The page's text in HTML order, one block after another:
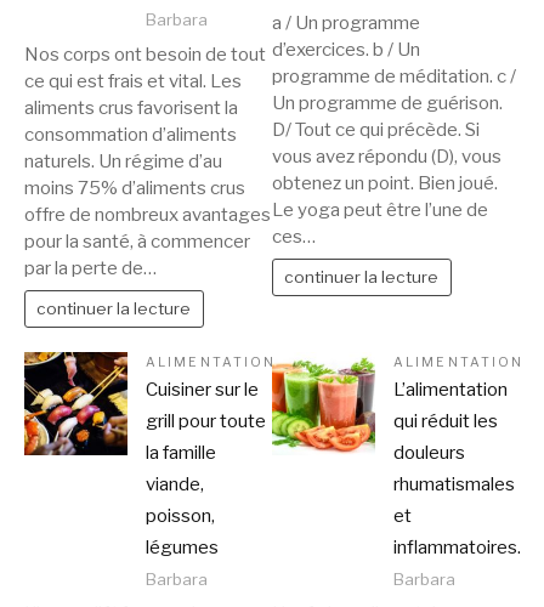
Barbara
Nos corps ont besoin de tout
ce qui est frais et vital. Les
aliments crus favorisent la
consommation d’aliments
naturels. Un régime d’au
moins 75% d’aliments crus
offre de nombreux avantages
pour la santé, à commencer
par la perte de…
continuer la lecture
a / Un programme
d’exercices. b / Un
programme de méditation. c /
Un programme de guérison.
D/ Tout ce qui précède. Si
vous avez répondu (D), vous
obtenez un point. Bien joué.
Le yoga peut être l’une de
ces…
continuer la lecture
ALIMENTATION
Cuisiner sur le
grill pour toute
la famille
viande,
poisson,
légumes
Barbara
ALIMENTATION
L’alimentation
qui réduit les
douleurs
rhumatismales
et
inflammatoires.
Barbara